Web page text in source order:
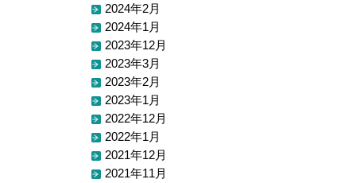
2024年2月
2024年1月
2023年12月
2023年3月
2023年2月
2023年1月
2022年12月
2022年1月
2021年12月
2021年11月